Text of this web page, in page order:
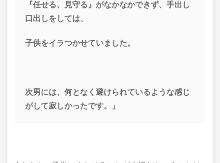
『任せる、見守る』がなかなかできず、手出し
口出しをしては、
子供をイラつかせていました。
次男には、何となく避けられているような感じ
がして寂しかったです。」